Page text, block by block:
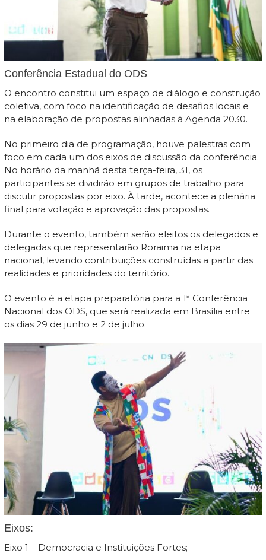
Conferência Estadual do ODS
O encontro constitui um espaço de diálogo e construção
coletiva, com foco na identificação de desafios locais e
na elaboração de propostas alinhadas à Agenda 2030.
No primeiro dia de programação, houve palestras com
foco em cada um dos eixos de discussão da conferência.
No horário da manhã desta terça-feira, 31, os
participantes se dividirão em grupos de trabalho para
discutir propostas por eixo. À tarde, acontece a plenária
final para votação e aprovação das propostas.
Durante o evento, também serão eleitos os delegados e
delegadas que representarão Roraima na etapa
nacional, levando contribuições construídas a partir das
realidades e prioridades do território.
O evento é a etapa preparatória para a 1ª Conferência
Nacional dos ODS, que será realizada em Brasília entre
os dias 29 de junho e 2 de julho.
Eixos:
Eixo 1 – Democracia e Instituições Fortes;